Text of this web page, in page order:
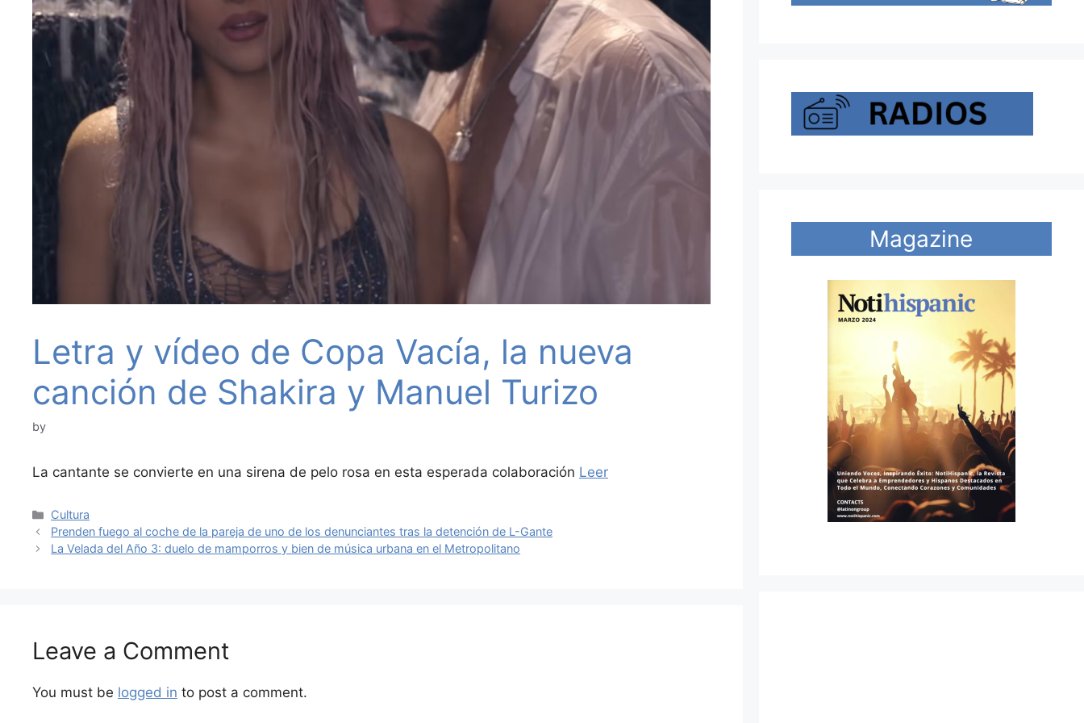
Letra y vídeo de Copa Vacía, la nueva
canción de Shakira y Manuel Turizo
by
La cantante se convierte en una sirena de pelo rosa en esta esperada colaboración Leer
Categories
Cultura
Prenden fuego al coche de la pareja de uno de los denunciantes tras la detención de L-Gante
La Velada del Año 3: duelo de mamporros y bien de música urbana en el Metropolitano
Leave a Comment
You must be logged in to post a comment.
Magazine